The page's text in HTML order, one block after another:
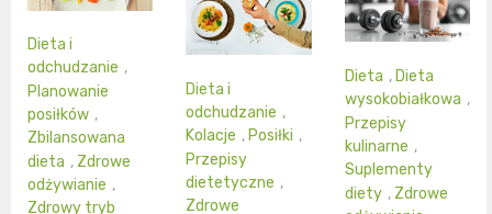
Dieta i
odchudzanie ,
Planowanie
posiłków ,
Zbilansowana
dieta , Zdrowe
odżywianie ,
Zdrowy tryb
Dieta i
odchudzanie ,
Kolacje , Posiłki ,
Przepisy
dietetyczne ,
Zdrowe
Dieta , Dieta
wysokobiałkowa ,
Przepisy
kulinarne ,
Suplementy
diety , Zdrowe